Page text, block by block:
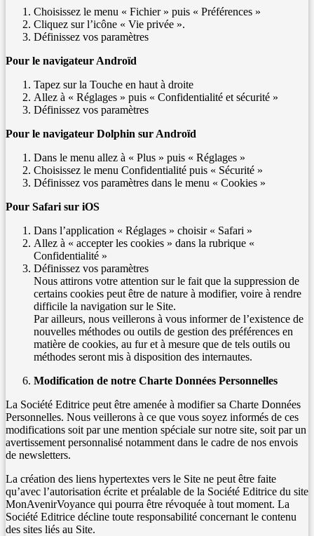
Choisissez le menu « Fichier » puis « Préférences »
Cliquez sur l’icône « Vie privée ».
Définissez vos paramètres
Pour le navigateur Androïd
Tapez sur la Touche en haut à droite
Allez à « Réglages » puis « Confidentialité et sécurité »
Définissez vos paramètres
Pour le navigateur Dolphin sur Androïd
Dans le menu allez à « Plus » puis « Réglages »
Choisissez le menu Confidentialité puis « Sécurité »
Définissez vos paramètres dans le menu « Cookies »
Pour Safari sur iOS
Dans l’application « Réglages » choisir « Safari »
Allez à « accepter les cookies » dans la rubrique «
Confidentialité »
Définissez vos paramètres
Nous attirons votre attention sur le fait que la suppression de
certains cookies peut être de nature à modifier, voire à rendre
difficile la navigation sur le Site.
Par ailleurs, nous veillerons à vous informer de l’existence de
nouvelles méthodes ou outils de gestion des préférences en
matière de cookies, au fur et à mesure que de tels outils ou
méthodes seront mis à disposition des internautes.
Modification de notre Charte Données Personnelles
La Société Editrice peut être amenée à modifier sa Charte Données
Personnelles. Nous veillerons à ce que vous soyez informés de ces
modifications soit par une mention spéciale sur notre site, soit par un
avertissement personnalisé notamment dans le cadre de nos envois
de newsletters.
La création des liens hypertextes vers le Site ne peut être faite
qu’avec l’autorisation écrite et préalable de la Société Editrice du site
MonAvenirVoyance qui pourra être révoquée à tout moment. La
Société Editrice décline toute responsabilité concernant le contenu
des sites liés au Site.